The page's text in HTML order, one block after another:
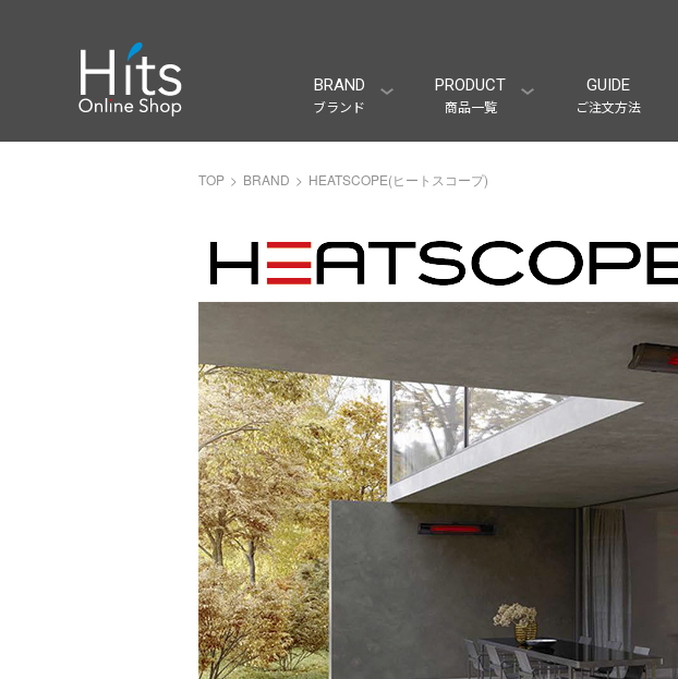
BRAND
ブランド
PRODUCT
商品一覧
GUIDE
ご注文方法
TOP BRAND HEATSCOPE(ヒートスコープ)